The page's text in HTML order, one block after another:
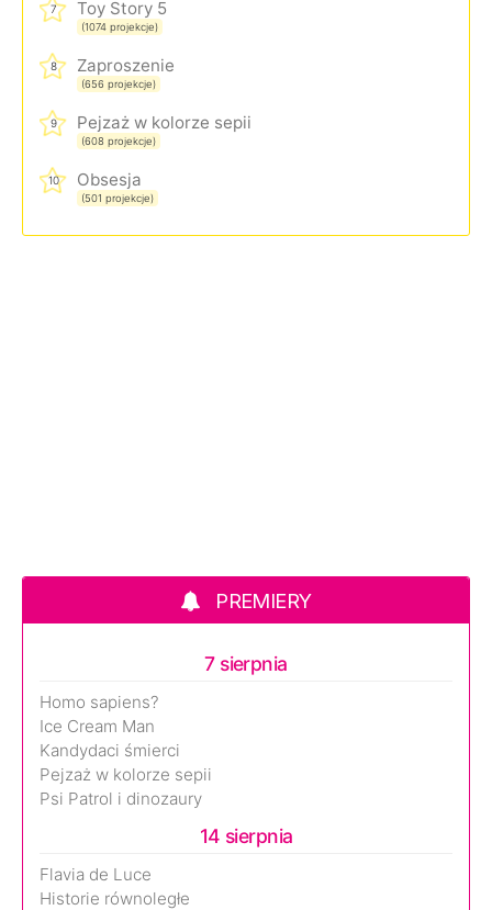
7 Toy Story 5
(1074 projekcje)
8 Zaproszenie
(656 projekcje)
9 Pejzaż w kolorze sepii
(608 projekcje)
10 Obsesja
(501 projekcje)
PREMIERY
7 sierpnia
Homo sapiens?
Ice Cream Man
Kandydaci śmierci
Pejzaż w kolorze sepii
Psi Patrol i dinozaury
14 sierpnia
Flavia de Luce
Historie równoległe